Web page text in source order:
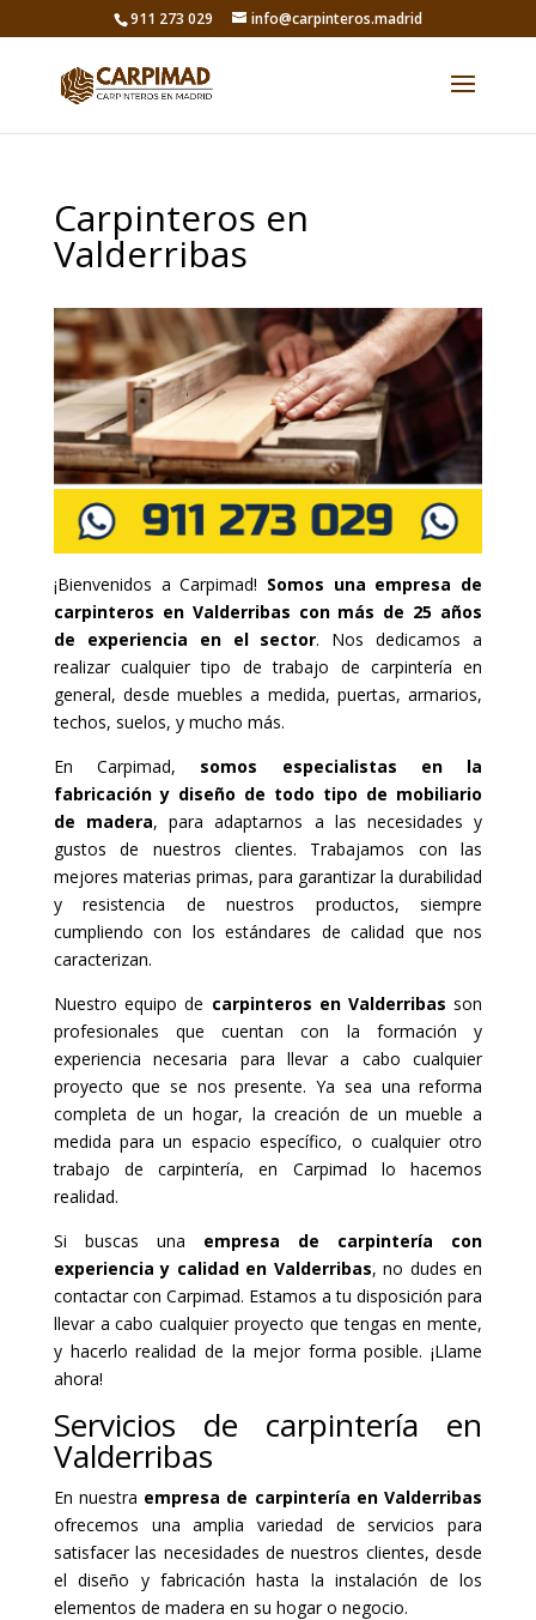
911 273 029 info@carpinteros.madrid
Carpinteros en
Valderribas
¡Bienvenidos a Carpimad! Somos una empresa de
carpinteros en Valderribas con más de 25 años
de experiencia en el sector. Nos dedicamos a
realizar cualquier tipo de trabajo de carpintería en
general, desde muebles a medida, puertas, armarios,
techos, suelos, y mucho más.
En Carpimad, somos especialistas en la
fabricación y diseño de todo tipo de mobiliario
de madera, para adaptarnos a las necesidades y
gustos de nuestros clientes. Trabajamos con las
mejores materias primas, para garantizar la durabilidad
y resistencia de nuestros productos, siempre
cumpliendo con los estándares de calidad que nos
caracterizan.
Nuestro equipo de carpinteros en Valderribasson
profesionales que cuentan con la formación y
experiencia necesaria para llevar a cabo cualquier
proyecto que se nos presente. Ya sea una reforma
completa de un hogar, la creación de un mueble a
medida para un espacio específico, o cualquier otro
trabajo de carpintería, en Carpimad lo hacemos
realidad.
Si buscas una empresa de carpintería con
experiencia y calidad en Valderribas, no dudes en
contactar con Carpimad. Estamos a tu disposición para
llevar a cabo cualquier proyecto que tengas en mente,
y hacerlo realidad de la mejor forma posible. ¡Llame
ahora!
Servicios de carpintería en
Valderribas
En nuestra empresa de carpintería en Valderribas
ofrecemos una amplia variedad de servicios para
satisfacer las necesidades de nuestros clientes, desde
el diseño y fabricación hasta la instalación de los
elementos de madera en su hogar o negocio.